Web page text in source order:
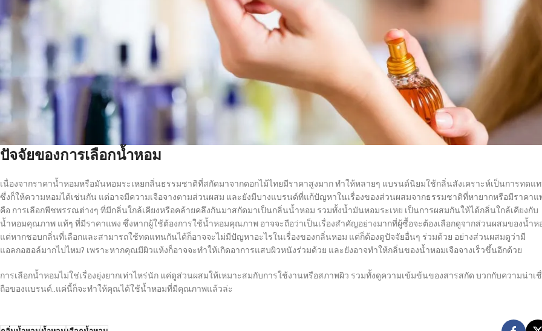
ปัจจัยของการเลือกน้ำหอม
เนื่องจากราคาน้ำหอมหรือมันหอมระเหยกลิ่นธรรมชาติที่สกัดมาจากดอกไม้ไทยมีราคาสูงมาก ทำให้หลายๆ แบรนด์นิยมใช้กลิ่นสังเคราะห์เป็นการทดแ
ซึ่งก็ให้ความหอมได้เช่นกัน แต่อาจมีความเจือจางตามส่วนผสม และยังมีบางแบรนด์ที่แก้ปัญหาในเรื่องของส่วนผสมจากธรรมชาติที่หายากหรือมีราคาแ
คือ การเลือกพืชพรรณต่างๆ ที่มีกลิ่นใกล้เคียงหรือคล้ายคลึงกันมาสกัดมาเป็นกลิ่นน้ำหอม รวมทั้งน้ำมันหอมระเหย เป็นการผสมกันให้ได้กลิ่นใกล้เคียงกับ
น้ำหอมคุณภาพ แท้ๆ ที่มีราคาแพง ซึ่งหากผู้ใช้ต้องการใช้น้ำหอมคุณภาพ อาจจะถือว่าเป็นเรื่องสำคัญอย่างมากที่ผู้ซื้อจะต้องเลือกดูจากส่วนผสมของน้ำห
แต่หากชอบกลิ่นที่เลือกและสามารถใช้ทดแทนกันได้ก็อาจจะไม่มีปัญหาอะไรในเรื่องของกลิ่นหอม แต่ก็ต้องดูปัจจัยอื่นๆ ร่วมด้วย อย่างส่วนผสมดูว่ามี
แอลกอฮอล์มากไปไหม? เพราะหากคุณมีผิวแห้งก็อาจจะทำให้เกิดอาการแสบผิวหนังร่วมด้วย และยังอาจทำให้กลิ่นของน้ำหอมเจือจางเร็วขึ้นอีกด้วย
การเลือกน้ำหอมไม่ใช่เรื่องยุ่งยากเท่าไหร่นัก แค่ดูส่วนผสมให้เหมาะสมกับการใช้งานหรือสภาพผิว รวมทั้งดูความเข้มข้นของสารสกัด บวกกับความน่าเ
ถือของแบรนด์..แค่นี้ก็จะทำให้คุณได้ใช้น้ำหอมที่มีคุณภาพแล้วล่ะ